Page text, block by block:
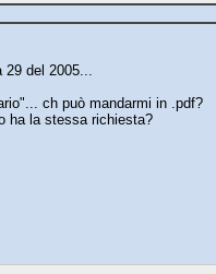
del 2005...
ch può mandarmi in .pdf?
ha la stessa richiesta?